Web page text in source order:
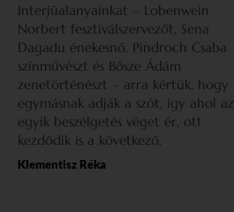
Interjúalanyainkat – Lobenwein
Norbert fesztiválszervezőt, Sena
Dagadu énekesnő, Pindroch Csaba
színművészt és Bősze Ádám
zenetörténészt – arra kértük, hogy
egymásnak adják a szót, így ahol az
egyik beszélgetés véget ér, ott
kezdődik is a következő.
Klementisz Réka